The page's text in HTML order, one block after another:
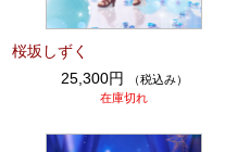
桜坂しずく
25,300円
（税込み）
在庫切れ